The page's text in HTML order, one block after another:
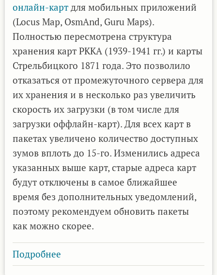
онлайн-карт для мобильных приложений
(Locus Map, OsmAnd, Guru Maps).
Полностью пересмотрена структура
хранения карт РККА (1939-1941 гг.) и карты
Стрельбицкого 1871 года. Это позволило
отказаться от промежуточного сервера для
их хранения и в несколько раз увеличить
скорость их загрузки (в том числе для
загрузки оффлайн-карт). Для всех карт в
пакетах увеличено количество доступных
зумов вплоть до 15-го. Изменились адреса
указанных выше карт, старые адреса карт
будут отключены в самое ближайшее
время без дополнительных уведомлений,
поэтому рекомендуем обновить пакеты
как можно скорее.
Подробнее
Вышла